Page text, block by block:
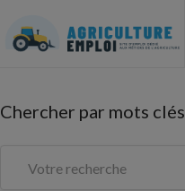
Chercher par mots clés